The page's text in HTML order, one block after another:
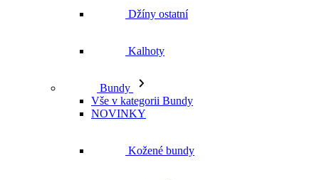
Džíny ostatní
Kalhoty
Bundy
Vše v kategorii Bundy
NOVINKY
Kožené bundy